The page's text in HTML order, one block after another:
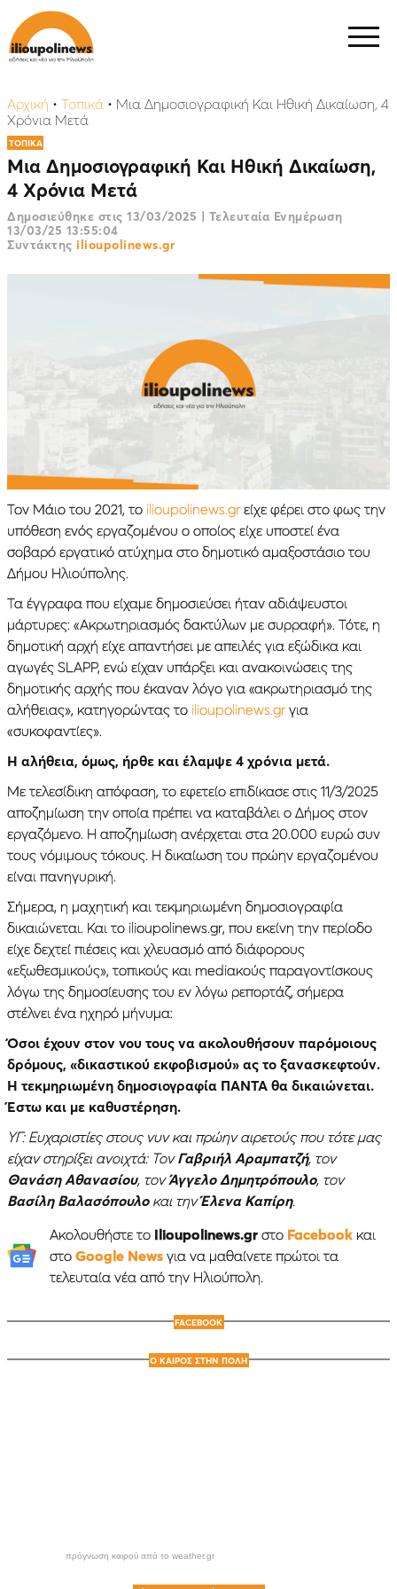
Αρχική • Τοπικά • Mια Δημοσιογραφική Και Ηθική Δικαίωση, 4
Χρόνια Μετά
ΤΟΠΙΚΑ
Mια Δημοσιογραφική Και Ηθική Δικαίωση,
4 Χρόνια Μετά
Δημοσιεύθηκε στις 13/03/2025 | Τελευταία Ενημέρωση
13/03/25 13:55:04
Συντάκτης ilioupolinews.gr
Toν Μάιο του 2021, το ilioupolinews.grείχε φέρει στο φως την
υπόθεση ενός εργαζομένου ο οποίος είχε υποστεί ένα
σοβαρό εργατικό ατύχημα στο δημοτικό αμαξοστάσιο του
Δήμου Ηλιούπολης.
Τα έγγραφα που είχαμε δημοσιεύσει ήταν αδιάψευστοι
μάρτυρες: «Ακρωτηριασμός δακτύλων με συρραφή». Τότε, η
δημοτική αρχή είχε απαντήσει με απειλές για εξώδικα και
αγωγές SLAPP, ενώ είχαν υπάρξει και ανακοινώσεις της
δημοτικής αρχής που έκαναν λόγο για «ακρωτηριασμό της
αλήθειας», κατηγορώντας το ilioupolinews.grγια
«συκοφαντίες».
Η αλήθεια, όμως, ήρθε και έλαμψε 4 χρόνια μετά.
Με τελεσίδικη απόφαση, το εφετείο επιδίκασε στις 11/3/2025
αποζημίωση την οποία πρέπει να καταβάλει ο Δήμος στον
εργαζόμενο. Η αποζημίωση ανέρχεται στα 20.000 ευρώ συν
τους νόμιμους τόκους. Η δικαίωση του πρώην εργαζομένου
είναι πανηγυρική.
Σήμερα, η μαχητική και τεκμηριωμένη δημοσιογραφία
δικαιώνεται. Και το ilioupolinews.gr, που εκείνη την περίοδο
είχε δεχτεί πιέσεις και χλευασμό από διάφορους
«εξωθεσμικούς», τοπικούς και mediακούς παραγοντίσκους
λόγω της δημοσίευσης του εν λόγω ρεπορτάζ, σήμερα
στέλνει ένα ηχηρό μήνυμα:
Όσοι έχουν στον νου τους να ακολουθήσουν παρόμοιους
δρόμους, «δικαστικού εκφοβισμού» ας το ξανασκεφτούν.
Η τεκμηριωμένη δημοσιογραφία ΠΑΝΤΑ θα δικαιώνεται.
Έστω και με καθυστέρηση.
ΥΓ: Ευχαριστίες στους νυν και πρώην αιρετούς που τότε μας
είχαν στηρίξει ανοιχτά: ΤονΓαβριήλ Αραμπατζή, τον
Θανάση Αθανασίου, τονΆγγελο Δημητρόπουλο, τον
Βασίλη Βαλασόπουλοκαι τηνΈλενα Καπίρη.
Ακολουθήστε το Ilioupolinews.grστο Facebookκαι
στο Google Newsγια να μαθαίνετε πρώτοι τα
τελευταία νέα από την Ηλιούπολη.
FACEBOOK
Ο ΚΑΙΡΟΣ ΣΤΗΝ ΠΟΛΗ
πρόγνωση καιρού από το weather.gr